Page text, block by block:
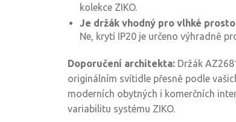
kolekce ZIKO.
Je držák vhodný pro vlhké
Ne, krytí IP20 je určeno výhradně
Doporučení architekta: Držák
originálním svítidle přesně podle
moderních obytných i komerčních
variabilitu systému ZIKO.